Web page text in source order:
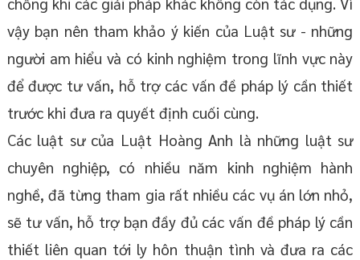
vậy bạn nên tham khảo ý kiến của Luật sư - những
người am hiểu và có kinh nghiệm trong lĩnh vực này
để được tư vấn, hỗ trợ các vấn đề pháp lý cần thiết
trước khi đưa ra quyết định cuối cùng.
Các luật sư của Luật Hoàng Anh là những luật sư
chuyên nghiệp, có nhiều năm kinh nghiệm hành
nghề, đã từng tham gia rất nhiều các vụ án lớn nhỏ,
sẽ tư vấn, hỗ trợ bạn đầy đủ các vấn đề pháp lý cần
thiết liên quan tới ly hôn thuận tình và đưa ra các